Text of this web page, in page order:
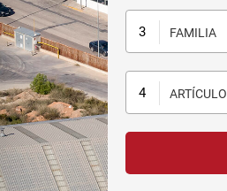
FAMILIA
ARTÍCULO